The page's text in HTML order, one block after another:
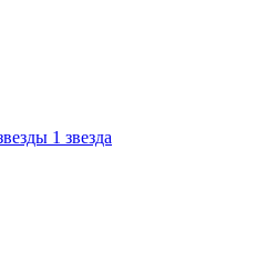
1 звезда